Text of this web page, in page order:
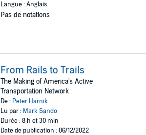
Langue : Anglais
Pas de notations
From Rails to Trails
The Making of America's Active
Transportation Network
De : Peter Harnik
Lu par : Mark Sando
Durée : 8 h et 30 min
Date de publication : 06/12/2022